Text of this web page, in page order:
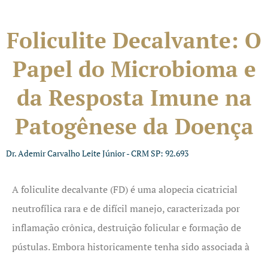
Foliculite Decalvante: O
Papel do Microbioma e
da Resposta Imune na
Patogênese da Doença
Dr. Ademir Carvalho Leite Júnior - CRM SP: 92.693
A foliculite decalvante (FD) é uma alopecia cicatricial
neutrofílica rara e de difícil manejo, caracterizada por
inflamação crônica, destruição folicular e formação de
pústulas. Embora historicamente tenha sido associada à